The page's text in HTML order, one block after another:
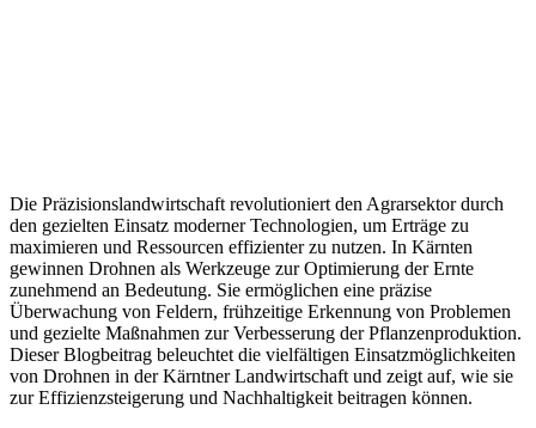
Die Präzisionslandwirtschaft revolutioniert den Agrarsektor durch
den gezielten Einsatz moderner Technologien, um Erträge zu
maximieren und Ressourcen effizienter zu nutzen. In Kärnten
gewinnen Drohnen als Werkzeuge zur Optimierung der Ernte
zunehmend an Bedeutung. Sie ermöglichen eine präzise
Überwachung von Feldern, frühzeitige Erkennung von Problemen
und gezielte Maßnahmen zur Verbesserung der Pflanzenproduktion.
Dieser Blogbeitrag beleuchtet die vielfältigen Einsatzmöglichkeiten
von Drohnen in der Kärntner Landwirtschaft und zeigt auf, wie sie
zur Effizienzsteigerung und Nachhaltigkeit beitragen können.